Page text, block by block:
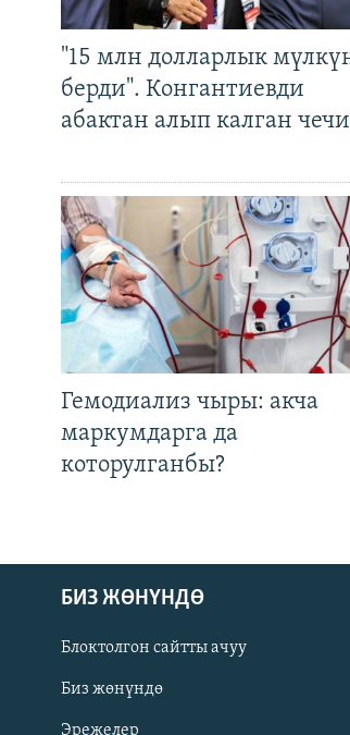
Русский
"15 млн долларлык
берди". Конгантиевди
абактан алып калган
Гемодиализ чыры: акча
маркумдарга да
которулганбы?
БИЗ ЖӨНҮНДӨ
Блоктолгон сайтты ачуу
Биз жөнүндө
Эрежелер